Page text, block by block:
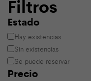
Filtros
Estado
Estado
Hay existencias
Sin existencias
Se puede reservar
Precio